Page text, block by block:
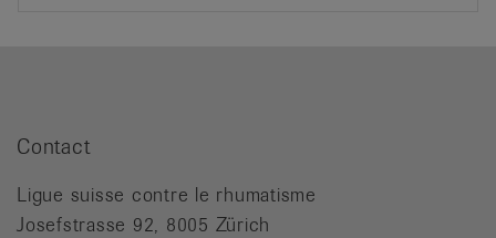
Contact
Ligue suisse contre le rhumatisme
Josefstrasse 92, 8005 Zürich